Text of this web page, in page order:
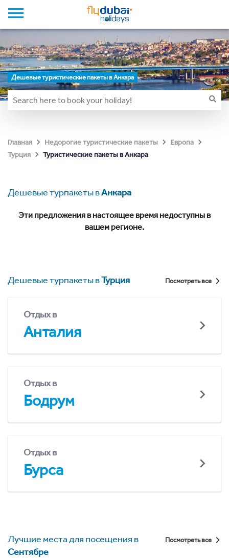
Дешевые туристические пакеты в Анкара
Главная Недорогие туристические пакеты
Европа
Турция
Туристические пакеты в Анкара
Дешевые турпакеты вАнкара
Эти предложения в настоящее время недоступны в
вашем регионе.
Дешевые турпакеты вТурция Посмотреть все
Отдых в
Анталия
Отдых в
Бодрум
Отдых в
Бурса
Лучшие места для посещения в
Сентябре
Посмотреть все